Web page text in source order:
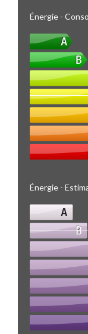
Énergie -
Énergie -